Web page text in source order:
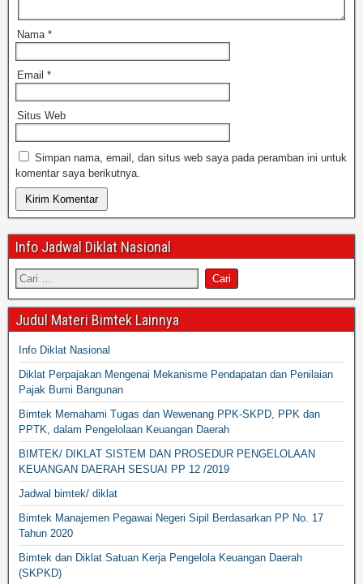
Nama *
Email *
Situs Web
Simpan nama, email, dan situs web saya pada peramban ini untuk
komentar saya berikutnya.
Info Jadwal Diklat Nasional
Judul Materi Bimtek Lainnya
Info Diklat Nasional
Diklat Perpajakan Mengenai Mekanisme Pendapatan dan Penilaian
Pajak Bumi Bangunan
Bimtek Memahami Tugas dan Wewenang PPK-SKPD, PPK dan
PPTK, dalam Pengelolaan Keuangan Daerah
BIMTEK/ DIKLAT SISTEM DAN PROSEDUR PENGELOLAAN
KEUANGAN DAERAH SESUAI PP 12 /2019
Jadwal bimtek/ diklat
Bimtek Manajemen Pegawai Negeri Sipil Berdasarkan PP No. 17
Tahun 2020
Bimtek dan Diklat Satuan Kerja Pengelola Keuangan Daerah
(SKPKD)